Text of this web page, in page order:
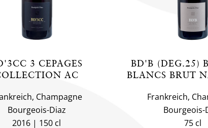
3 CEPAGES
AC
Champagne
Bourgeois-Diaz
2016
150 cl
BD'B (DEG.25)
BLANCS BRUT
Frankreich,
Bourgeois-
75 cl